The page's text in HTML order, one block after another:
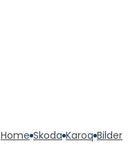
Home Skoda Karoq Bilder